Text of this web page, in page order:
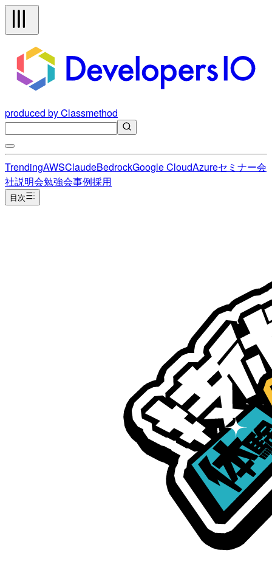
produced by Classmethod
TrendingAWSClaudeBedrockGoogle CloudAzureセミナー会
社説明会勉強会事例採用
目次